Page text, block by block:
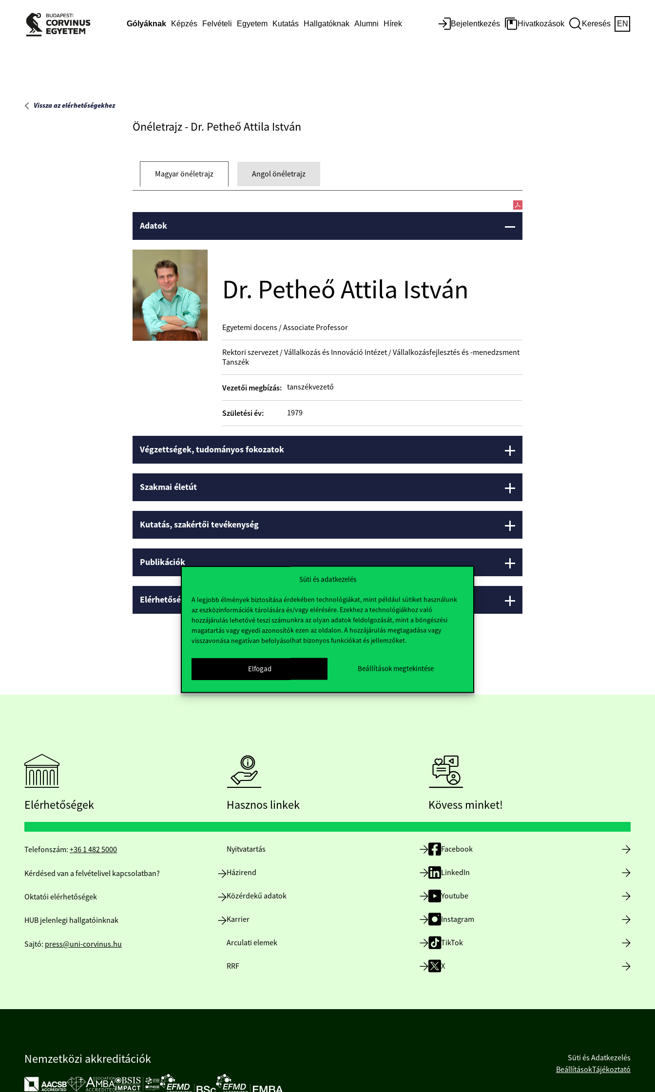
Süti és adatkezelés
A legjobb élmények biztosítása érdekében technológiákat, mint például sütiket használunk
az eszközinformációk tárolására és/vagy elérésére. Ezekhez a technológiákhoz való
hozzájárulás lehetővé teszi számunkra az olyan adatok feldolgozását, mint a böngészési
magatartás vagy egyedi azonosítók ezen az oldalon. A hozzájárulás megtagadása vagy
visszavonása negatívan befolyásolhat bizonyos funkciókat és jellemzőket.
Elfogad Beállítások megtekintése
Gólyáknak Képzés Felvételi Egyetem Kutatás Hallgatóknak Alumni Hírek Bejelentkezés Hivatkozások Keresés EN
Vissza az elérhetőségekhez
Önéletrajz - Dr. Petheő Attila István
Magyar önéletrajz Angol önéletrajz
Adatok
Dr. Petheő Attila István
Egyetemi docens / Associate Professor
Rektori szervezet / Vállalkozás és Innováció Intézet / Vállalkozásfejlesztés és -menedzsment
Tanszék
Vezetői megbízás: tanszékvezető
Születési év: 1979
Végzettségek, tudományos fokozatok
Szakmai életút
Kutatás, szakértői tevékenység
Publikációk
Elérhetőségek
Elérhetőségek
Telefonszám: +36 1 482 5000
Kérdésed van a felvételivel kapcsolatban?
Oktatói elérhetőségek
HUB jelenlegi hallgatóinknak
Sajtó: press@uni-corvinus.hu
Hasznos linkek
Nyitvatartás
Házirend
Közérdekű adatok
Karrier
Arculati elemek
RRF
Kövess minket!
Facebook
LinkedIn
Youtube
Instagram
TikTok
X
Nemzetközi akkreditációk
Süti és Adatkezelés
BeállításokTájékoztató